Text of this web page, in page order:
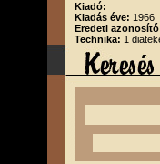
Kiadó:
Kiadás éve: 1966
Eredeti
Technika: 1